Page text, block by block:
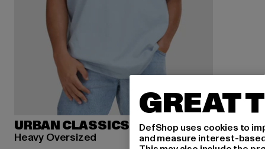
URBAN CLASSICS
Heavy Oversized
GREAT
DefShop uses cookies to
and measure interest-